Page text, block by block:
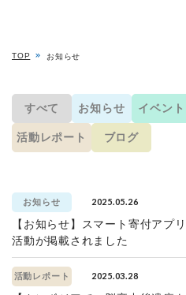
TOP お知らせ
すべて お知らせ イベント
活動レポート ブログ
お知らせ 2025.05.26
【お知らせ】スマート寄付アプ
活動が掲載されました
活動レポート 2025.03.28